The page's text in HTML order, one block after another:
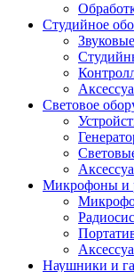
Студийное
Световое
Микрофоны и
Наушники и